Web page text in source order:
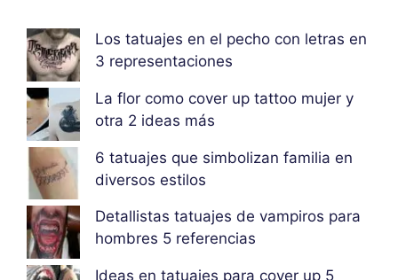
Los tatuajes en el pecho con letras en
3 representaciones
La flor como cover up tattoo mujer y
otra 2 ideas más
6 tatuajes que simbolizan familia en
diversos estilos
Detallistas tatuajes de vampiros para
hombres 5 referencias
Ideas en tatuajes para cover up 5